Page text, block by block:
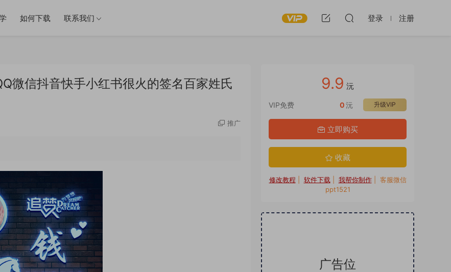
如何下载 联系我们 登录 注册
微信抖音快手小红书很火的签名百家姓氏
推广
9.9 沅
VIP免费 升级VIP
0沅
立即购买
收藏
修改教程 软件下载 我帮你制作| 客服微信
ppt1521
广告位